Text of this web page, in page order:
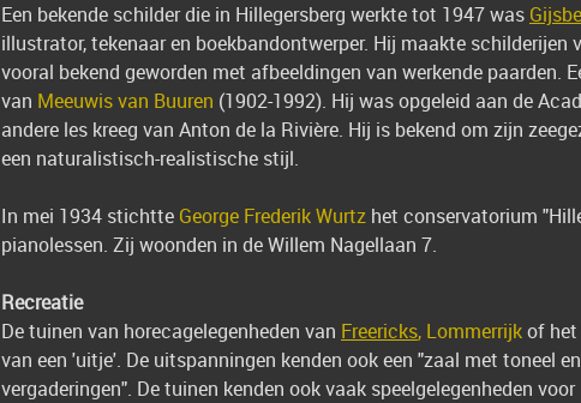
Een bekende schilder die in Hillegersberg werkte tot 1947 was
illustrator, tekenaar en boekbandontwerper. Hij maakte
vooral bekend geworden met afbeeldingen van werkende paarden.
van Meeuwis van Buuren (1902-1992). Hij was opgeleid aan de
andere les kreeg van Anton de la Rivière. Hij is bekend om zijn
een naturalistisch-realistische stijl.
In mei 1934 stichtte George Frederik Wurtz het conservatorium
pianolessen. Zij woonden in de Willem Nagellaan 7.
Recreatie
De tuinen van horecagelegenheden van Freericks, Lommerrijkof het
van een 'uitje'. De uitspanningen kenden ook een "zaal met toneel
vergaderingen". De tuinen kenden ook vaak speelgelegenheden